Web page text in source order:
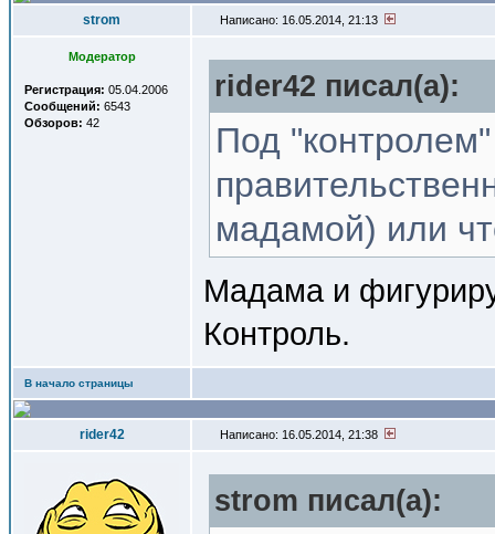
strom Написано: 16.05.2014, 21:13
Модератор
Регистрация: 05.04.2006
Сообщений: 6543
Обзоров: 42
rider42 писал(a):
Под
мадамой) или
Мадама и
Контроль.
В начало страницы
rider42 Написано: 16.05.2014, 21:38
strom писал(a):